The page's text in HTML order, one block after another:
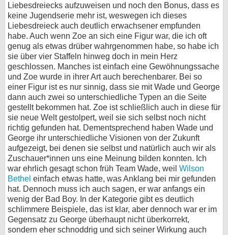
Liebesdreiecks aufzuweisen und noch den Bonus, dass es
keine Jugendserie mehr ist, weswegen ich dieses
Liebesdreieck auch deutlich erwachsener empfunden
habe. Auch wenn Zoe an sich eine Figur war, die ich oft
genug als etwas drüber wahrgenommen habe, so habe ich
sie über vier Staffeln hinweg doch in mein Herz
geschlossen. Manches ist einfach eine Gewöhnungssache
und Zoe wurde in ihrer Art auch berechenbarer. Bei so
einer Figur ist es nur sinnig, dass sie mit Wade und George
dann auch zwei so unterschiedliche Typen an die Seite
gestellt bekommen hat. Zoe ist schließlich auch in diese für
sie neue Welt gestolpert, weil sie sich selbst noch nicht
richtig gefunden hat. Dementsprechend haben Wade und
George ihr unterschiedliche Visionen von der Zukunft
aufgezeigt, bei denen sie selbst und natürlich auch wir als
Zuschauer*innen uns eine Meinung bilden konnten. Ich
war ehrlich gesagt schon früh Team Wade, weil Wilson
Bethel einfach etwas hatte, was Anklang bei mir gefunden
hat. Dennoch muss ich auch sagen, er war anfangs ein
wenig der Bad Boy. In der Kategorie gibt es deutlich
schlimmere Beispiele, das ist klar, aber dennoch war er im
Gegensatz zu George überhaupt nicht überkorrekt,
sondern eher schnoddrig und sich seiner Wirkung auch